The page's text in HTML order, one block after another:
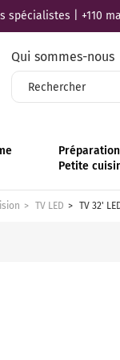
spécialistes | +110
Qui sommes-nous
Petite
TV LED TV 32'